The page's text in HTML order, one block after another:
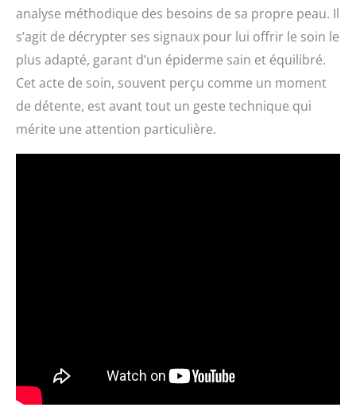
analyse méthodique des besoins de sa propre peau. Il
s’agit de décrypter ses signaux pour lui offrir le soin le
plus adapté, garant d’un épiderme sain et équilibré.
Cet acte de soin, souvent perçu comme un moment
de détente, est avant tout un geste technique qui
mérite une attention particulière.